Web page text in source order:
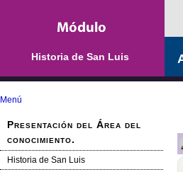
Historia de San Luis
Menú
Presentación del Área del
conocimiento.
Historia de San Luis